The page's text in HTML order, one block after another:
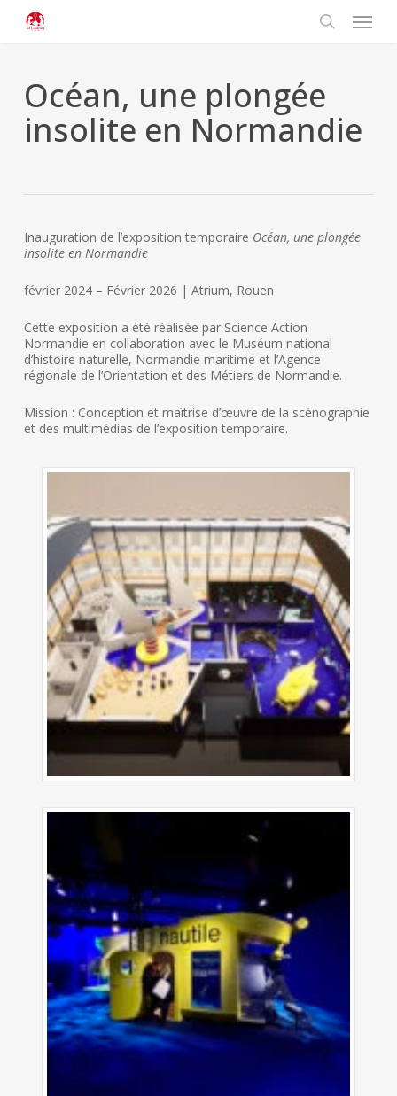
Panneau de gestion des cookies
contenu
rechercher
Menu
Océan, une plongée
insolite en Normandie
Inauguration de l’exposition temporaire Océan, une plongée
insolite en Normandie
février 2024 – Février 2026 | Atrium, Rouen
Cette exposition a été réalisée par Science Action
Normandie en collaboration avec le Muséum national
d’histoire naturelle, Normandie maritime et l’Agence
régionale de l’Orientation et des Métiers de Normandie.
Mission : Conception et maîtrise d’œuvre de la scénographie
et des multimédias de l’exposition temporaire.